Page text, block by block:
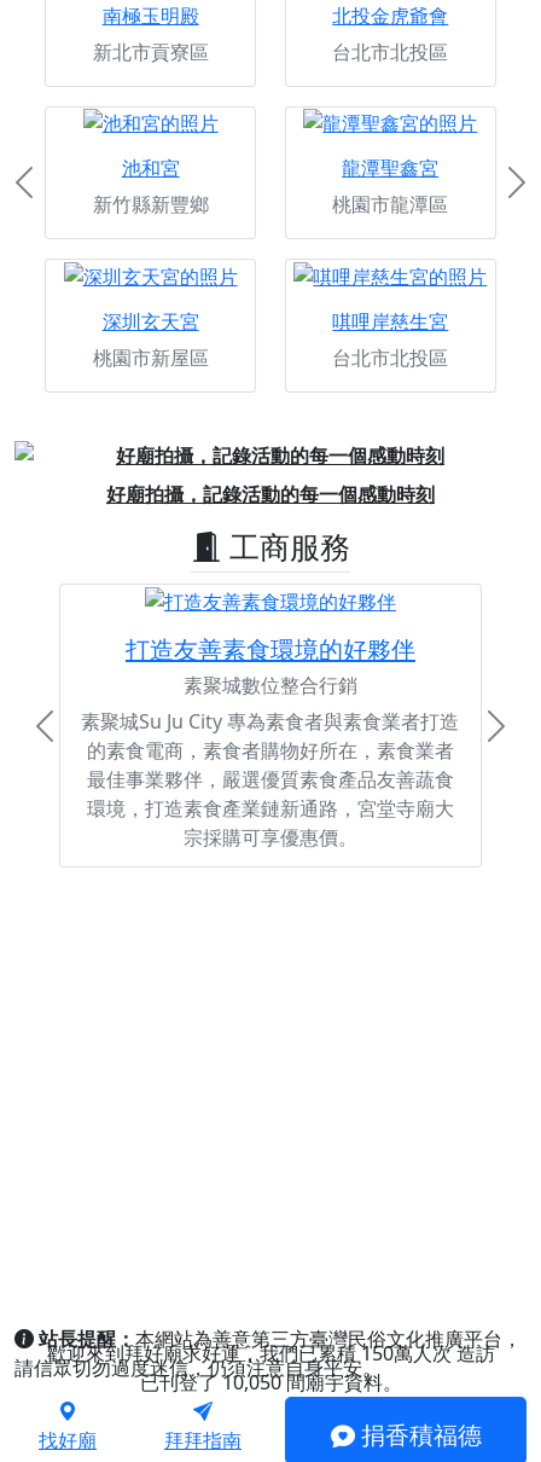
南極玉明殿
新北市貢寮區
北投金虎爺會
台北市北投區
池和宮
新竹縣新豐鄉
龍潭聖鑫宮
桃園市龍潭區
深圳玄天宮
桃園市新屋區
唭哩岸慈生宮
台北市北投區
Previous
好廟拍攝，記錄活動的每一個感動時刻
Previous
工商服務
打造友善素食環境的好夥伴
素聚城數位整合行銷
素聚城Su Ju City 專為素食者與素食業者打造
的素食電商，素食者購物好所在，素食業者
最佳事業夥伴，嚴選優質素食產品友善蔬食
環境，打造素食產業鏈新通路，宮堂寺廟大
宗採購可享優惠價。
Previous Next
站長提醒：本網站為善意第三方臺灣民俗文化推廣平台，
請信眾切勿過度迷信，仍須注意自身平安。
歡迎來到拜好廟求好運，我們已累積150萬人次造訪
已刊登了10,050間廟宇資料。
找好廟 拜拜指南 捐香積福德